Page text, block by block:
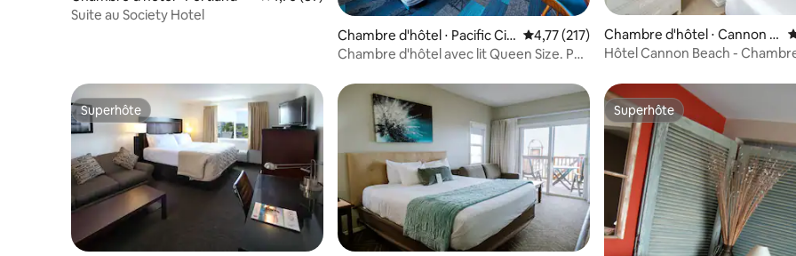
Suite au Society Hotel
Chambre d'hôtel ⋅ Pacific Cit
y
Évaluation moyenne sur la base de 217
4,77 (217)
Chambre d'hôtel avec lit Queen Size. Pas
Chambre d'hôtel ⋅ Cannon B
each
Hôtel Cannon Beach -
Superhôte
Superhôte Superhôte
Superhôte